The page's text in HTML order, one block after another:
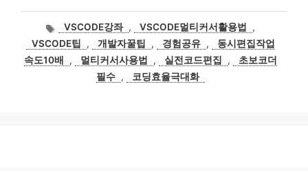
태
그
VSCODE강좌 , VSCODE멀티커서활용법
,
VSCODE팁
, 개발자꿀팁 , 경험공유 ,
동시편집작업
속도10배
, 멀티커서사용법 , 실전코드편집 ,
초보코더
필수 , 코딩효율극대화